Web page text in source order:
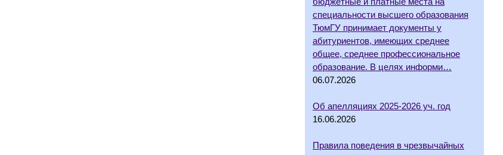
специальности высшего образования
ТюмГУ принимает документы у
абитуриентов, имеющих среднее
общее, среднее профессиональное
образование. В целях информи…
06.07.2026
Об апелляциях 2025-2026 уч. год
16.06.2026
Правила поведения в чрезвычайных